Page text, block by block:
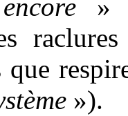
» ;
que
»).